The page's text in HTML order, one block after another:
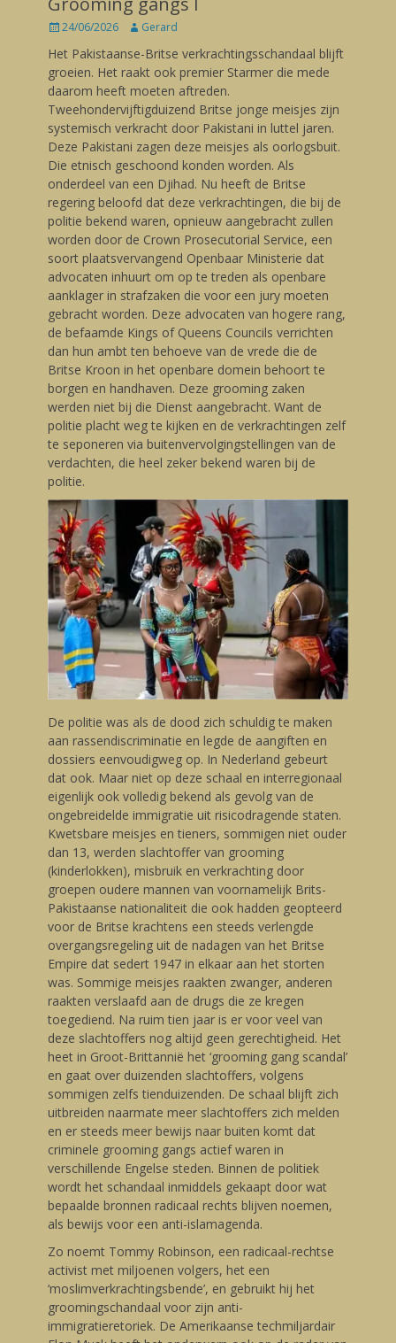
Posted
24/06/2026 Author
Gerard
Het Pakistaanse-Britse verkrachtingsschandaal blijft
groeien. Het raakt ook premier Starmer die mede
daarom heeft moeten aftreden.
Tweehondervijftigduizend Britse jonge meisjes zijn
systemisch verkracht door Pakistani in luttel jaren.
Deze Pakistani zagen deze meisjes als oorlogsbuit.
Die etnisch geschoond konden worden. Als
onderdeel van een Djihad. Nu heeft de Britse
regering beloofd dat deze verkrachtingen, die bij de
politie bekend waren, opnieuw aangebracht zullen
worden door de Crown Prosecutorial Service, een
soort plaatsvervangend Openbaar Ministerie dat
advocaten inhuurt om op te treden als openbare
aanklager in strafzaken die voor een jury moeten
gebracht worden. Deze advocaten van hogere rang,
de befaamde Kings of Queens Councils verrichten
dan hun ambt ten behoeve van de vrede die de
Britse Kroon in het openbare domein behoort te
borgen en handhaven. Deze grooming zaken
werden niet bij die Dienst aangebracht. Want de
politie placht weg te kijken en de verkrachtingen zelf
te seponeren via buitenvervolgingstellingen van de
verdachten, die heel zeker bekend waren bij de
politie.
De politie was als de dood zich schuldig te maken
aan rassendiscriminatie en legde de aangiften en
dossiers eenvoudigweg op. In Nederland gebeurt
dat ook. Maar niet op deze schaal en interregionaal
eigenlijk ook volledig bekend als gevolg van de
ongebreidelde immigratie uit risicodragende staten.
Kwetsbare meisjes en tieners, sommigen niet ouder
dan 13, werden slachtoffer van grooming
(kinderlokken), misbruik en verkrachting door
groepen oudere mannen van voornamelijk Brits-
Pakistaanse nationaliteit die ook hadden geopteerd
voor de Britse krachtens een steeds verlengde
overgangsregeling uit de nadagen van het Britse
Empire dat sedert 1947 in elkaar aan het storten
was. Sommige meisjes raakten zwanger, anderen
raakten verslaafd aan de drugs die ze kregen
toegediend. Na ruim tien jaar is er voor veel van
deze slachtoffers nog altijd geen gerechtigheid. Het
heet in Groot-Brittannië het ‘grooming gang scandal’
en gaat over duizenden slachtoffers, volgens
sommigen zelfs tienduizenden. De schaal blijft zich
uitbreiden naarmate meer slachtoffers zich melden
en er steeds meer bewijs naar buiten komt dat
criminele grooming gangs actief waren in
verschillende Engelse steden. Binnen de politiek
wordt het schandaal inmiddels gekaapt door wat
bepaalde bronnen radicaal rechts blijven noemen,
als bewijs voor een anti-islamagenda.
Zo noemt Tommy Robinson, een radicaal-rechtse
activist met miljoenen volgers, het een
‘moslimverkrachtingsbende’, en gebruikt hij het
groomingschandaal voor zijn anti-
immigratieretoriek. De Amerikaanse techmiljardair